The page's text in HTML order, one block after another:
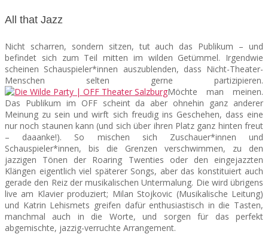
All that Jazz
Nicht scharren, sondern sitzen, tut auch das Publikum – und
befindet sich zum Teil mitten im wilden Getümmel. Irgendwie
scheinen Schauspieler*innen auszublenden, dass Nicht-Theater-
Menschen selten gerne partizipieren.
Möchte man meinen.
Das Publikum im OFF scheint da aber ohnehin ganz anderer
Meinung zu sein und wirft sich freudig ins Geschehen, dass eine
nur noch staunen kann (und sich über ihren Platz ganz hinten freut
– daaanke!). So mischen sich Zuschauer*innen und
Schauspieler*innen, bis die Grenzen verschwimmen, zu den
jazzigen Tönen der Roaring Twenties oder den eingejazzten
Klängen eigentlich viel späterer Songs, aber das konstituiert auch
gerade den Reiz der musikalischen Untermalung. Die wird übrigens
live am Klavier produziert; Milan Stojkovic (Musikalische Leitung)
und Katrin Lehismets greifen dafür enthusiastisch in die Tasten,
manchmal auch in die Worte, und sorgen für das perfekt
abgemischte, jazzig-verruchte Arrangement.